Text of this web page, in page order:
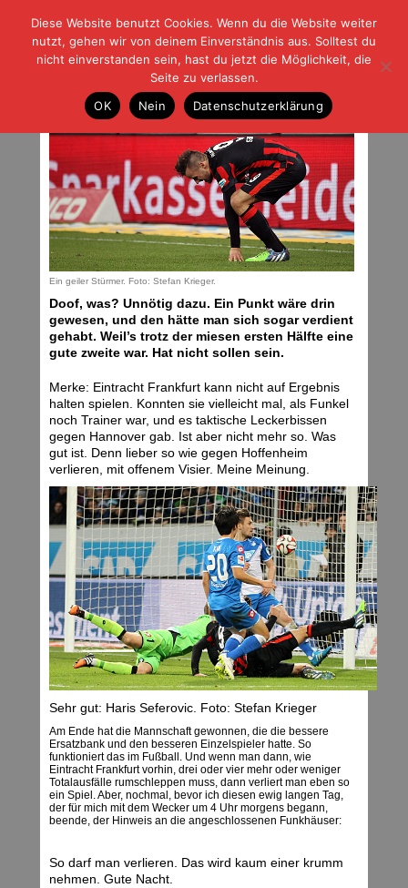
| | |BLOG-GFußball und der Rest
HOME|REGELN|IMPRESSUM |DATENSCHUTZ
Richtig dumm gelaufen
Samstag, 13.12.14 | 01:08 Uhr
Ein geiler Stürmer. Foto: Stefan Krieger.
Doof, was? Unnötig dazu. Ein Punkt wäre drin
gewesen, und den hätte man sich sogar verdient
gehabt. Weil’s trotz der miesen ersten Hälfte eine
gute zweite war. Hat nicht sollen sein.
Merke: Eintracht Frankfurt kann nicht auf Ergebnis
halten spielen. Konnten sie vielleicht mal, als Funkel
noch Trainer war, und es taktische Leckerbissen
gegen Hannover gab. Ist aber nicht mehr so. Was
gut ist. Denn lieber so wie gegen Hoffenheim
verlieren, mit offenem Visier. Meine Meinung.
Sehr gut: Haris Seferovic. Foto: Stefan Krieger
Am Ende hat die Mannschaft gewonnen, die die bessere
Ersatzbank und den besseren Einzelspieler hatte. So
funktioniert das im Fußball. Und wenn man dann, wie
Eintracht Frankfurt vorhin, drei oder vier mehr oder weniger
Totalausfälle rumschleppen muss, dann verliert man eben so
ein Spiel. Aber, nochmal, bevor ich diesen ewig langen Tag,
der für mich mit dem Wecker um 4 Uhr morgens begann,
beende, der Hinweis an die angeschlossenen Funkhäuser:
So darf man verlieren. Das wird kaum einer krumm
nehmen. Gute Nacht.
Diese Website benutzt Cookies. Wenn du die Website weiter
nutzt, gehen wir von deinem Einverständnis aus. Solltest du
nicht einverstanden sein, hast du jetzt die Möglichkeit, die
Seite zu verlassen.
OK
Nein Datenschutzerklärung